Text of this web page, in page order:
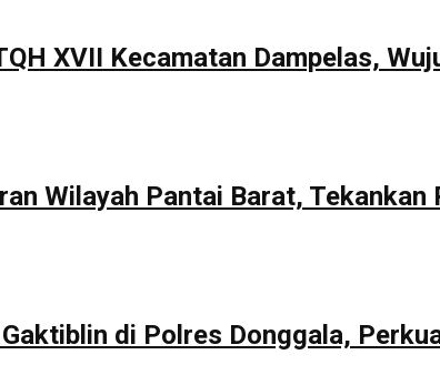
XVII Kecamatan Dampelas,
Wilayah Pantai Barat,
di Polres Donggala,